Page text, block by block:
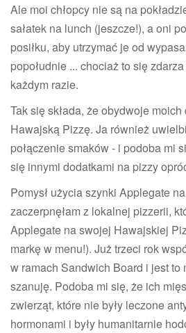
Ale moi chłopcy nie są na
sałatek na lunch (jeszcze!), a oni
posiłku, aby utrzymać je od
popołudnie ... chociaż to się
każdym razie.
Tak się składa, że obydwoje
Hawajską Pizzę. Ja również
połączenie smaków - i podoba mi
się innymi dodatkami na pizzy
Pomysł użycia szynki Applegate
zaczerpnęłam z lokalnej pizzerii,
Applegate na swojej Hawajskiej
markę w menu!). Już trzeci rok
w ramach Sandwich Board i jest to
szanuję. Podoba mi się, że ich
zwierząt, które nie były leczone
hormonami i były humanitarnie